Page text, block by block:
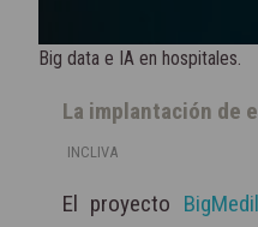
Big data e IA en hospitales.
La implantación de
INCLIVA
El proyecto